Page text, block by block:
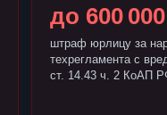
до 600
штраф юрлицу за
техрегламента с
ст. 14.43 ч. 2 КоАП